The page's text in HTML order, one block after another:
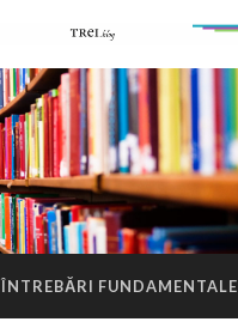
ÎNTREBĂRI FUNDAMENTALE